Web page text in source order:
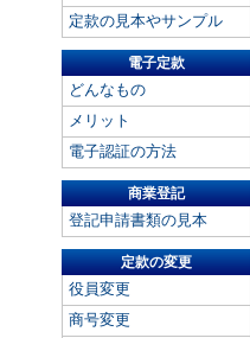
定款の見本やサンプル
電子定款
どんなもの
メリット
電子認証の方法
商業登記
登記申請書類の見本
定款の変更
役員変更
商号変更